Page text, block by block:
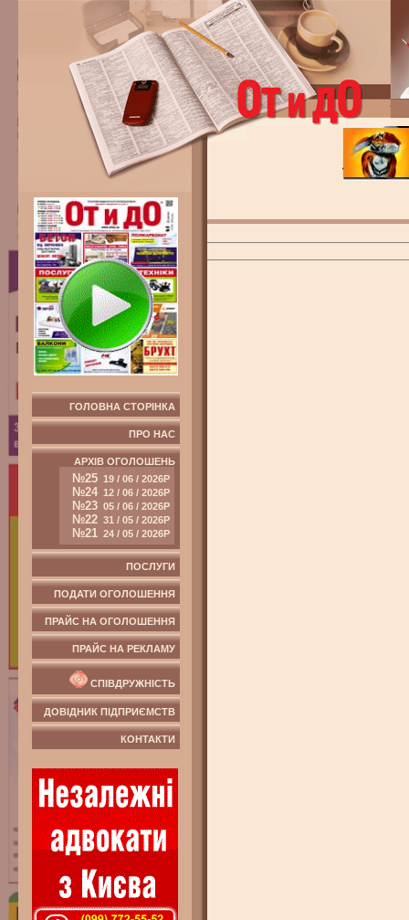
ГОЛОВНА СТОРІНКА
ПРО НАС
АРХІВ ОГОЛОШЕНЬ
№25 19 / 06 / 2026Р
№24 12 / 06 / 2026Р
№23 05 / 06 / 2026Р
№22 31 / 05 / 2026Р
№21 24 / 05 / 2026Р
ПОСЛУГИ
ПОДАТИ ОГОЛОШЕННЯ
ПРАЙС НА ОГОЛОШЕННЯ
ПРАЙС НА РЕКЛАМУ
СПІВДРУЖНІСТЬ
ДОВІДНИК ПІДПРИЄМСТВ
КОНТАКТИ